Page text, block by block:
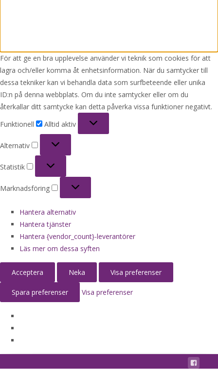
För att ge en bra upplevelse använder vi teknik som cookies för att
lagra och/eller komma åt enhetsinformation. När du samtycker till
dessa tekniker kan vi behandla data som surfbeteende eller unika
ID:n på denna webbplats. Om du inte samtycker eller om du
återkallar ditt samtycke kan detta påverka vissa funktioner negativt.
Funktionell
Alltid aktiv
Alternativ
Statistik
Marknadsföring
Hantera alternativ
Hantera tjänster
Hantera {vendor_count}-leverantörer
Läs mer om dessa syften
Acceptera Neka Visa preferenser
Spara preferenser Visa preferenser